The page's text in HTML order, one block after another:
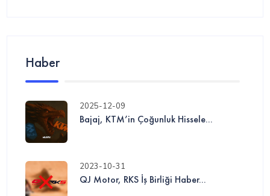
Haber
2025-12-09
Bajaj, KTM’in Çoğunluk Hissele...
2023-10-31
QJ Motor, RKS İş Birliği Haber...